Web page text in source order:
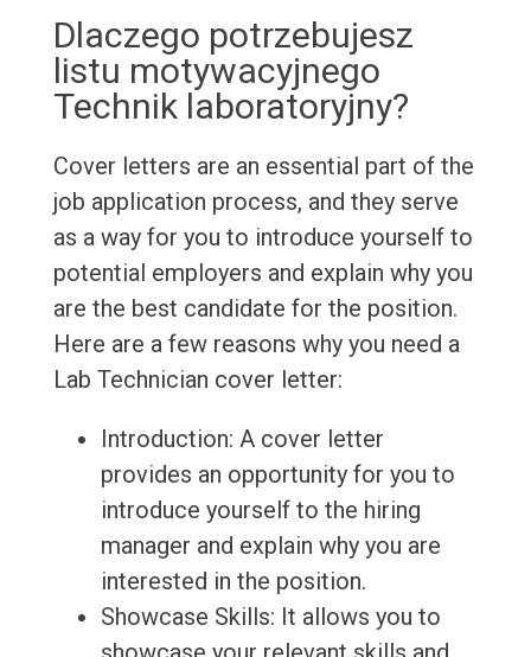
Dlaczego potrzebujesz
listu motywacyjnego
Technik laboratoryjny?
Cover letters are an essential part of the
job application process, and they serve
as a way for you to introduce yourself to
potential employers and explain why you
are the best candidate for the position.
Here are a few reasons why you need a
Lab Technician cover letter:
Introduction: A cover letter
provides an opportunity for you to
introduce yourself to the hiring
manager and explain why you are
interested in the position.
Showcase Skills: It allows you to